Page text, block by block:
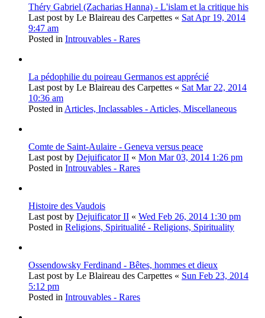
Théry Gabriel (Zacharias Hanna) - L'islam et la critique his
Last post by Le Blaireau des Carpettes « Sat Apr 19, 2014
9:47 am
Posted in Introuvables - Rares
La pédophilie du poireau Germanos est apprécié
Last post by Le Blaireau des Carpettes « Sat Mar 22, 2014
10:36 am
Posted in Articles, Inclassables - Articles, Miscellaneous
Comte de Saint-Aulaire - Geneva versus peace
Last post by Dejuificator II « Mon Mar 03, 2014 1:26 pm
Posted in Introuvables - Rares
Histoire des Vaudois
Last post by Dejuificator II « Wed Feb 26, 2014 1:30 pm
Posted in Religions, Spiritualité - Religions, Spirituality
Ossendowsky Ferdinand - Bêtes, hommes et dieux
Last post by Le Blaireau des Carpettes « Sun Feb 23, 2014
5:12 pm
Posted in Introuvables - Rares